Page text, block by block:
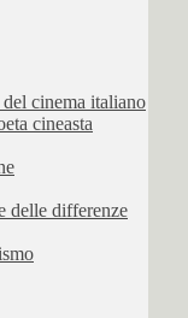
cinema italiano
cineasta
delle differenze